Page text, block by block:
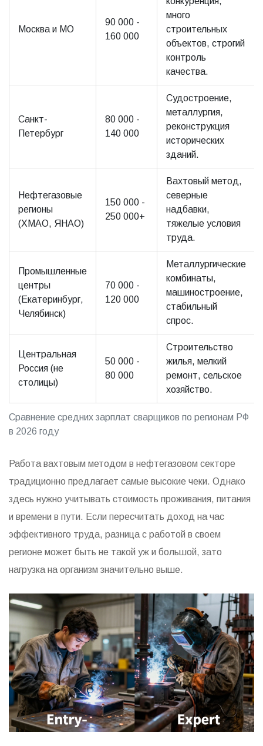
Сравнение средних зарплат сварщиков по регионам РФ
в 2026 году
Москва и МО
90 000 -
160 000
много
строительных
объектов, строгий
контроль
качества.
Санкт-
Петербург
80 000 -
140 000
Судостроение,
металлургия,
реконструкция
исторических
зданий.
Нефтегазовые
регионы
(ХМАО, ЯНАО)
150 000 -
250 000+
Вахтовый метод,
северные
надбавки,
тяжелые условия
труда.
Промышленные
центры
(Екатеринбург,
Челябинск)
70 000 -
120 000
Металлургические
комбинаты,
машиностроение,
стабильный
спрос.
Центральная
Россия (не
столицы)
50 000 -
80 000
Строительство
жилья, мелкий
ремонт, сельское
хозяйство.
Работа вахтовым методом в нефтегазовом секторе
традиционно предлагает самые высокие чеки. Однако
здесь нужно учитывать стоимость проживания, питания
и времени в пути. Если пересчитать доход на час
эффективного труда, разница с работой в своем
регионе может быть не такой уж и большой, зато
нагрузка на организм значительно выше.